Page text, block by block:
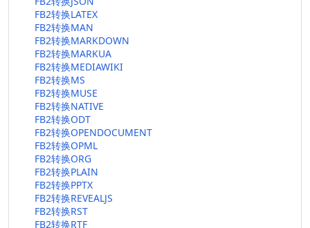
FB2转换LATEX
FB2转换MAN
FB2转换MARKDOWN
FB2转换MARKUA
FB2转换MEDIAWIKI
FB2转换MS
FB2转换MUSE
FB2转换NATIVE
FB2转换ODT
FB2转换OPENDOCUMENT
FB2转换OPML
FB2转换ORG
FB2转换PLAIN
FB2转换PPTX
FB2转换REVEALJS
FB2转换RST
FB2转换RTF